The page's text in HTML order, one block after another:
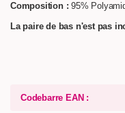
Composition : 95%
La paire de bas n'est pas
Codebarre EAN :